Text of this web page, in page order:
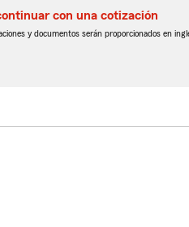
postal
de
postal
de
con una cotización
y documentos serán proporcionados en